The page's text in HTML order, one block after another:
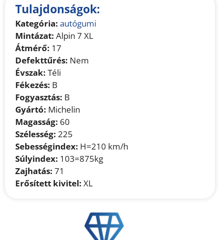
Tulajdonságok:
Kategória: autógumi
Mintázat: Alpin 7 XL
Átmérő: 17
Defekttűrés: Nem
Évszak: Téli
Fékezés: B
Fogyasztás: B
Gyártó: Michelin
Magasság: 60
Szélesség: 225
Sebességindex: H=210 km/h
Súlyindex: 103=875kg
Zajhatás: 71
Erősített kivitel: XL